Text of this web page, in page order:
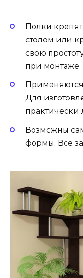
Полки
столом или
свою
при монтаже.
Для
практически
Возможны
формы. Все